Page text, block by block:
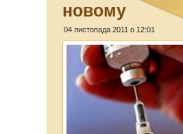
новому
04 листопада 2011 о 12:01